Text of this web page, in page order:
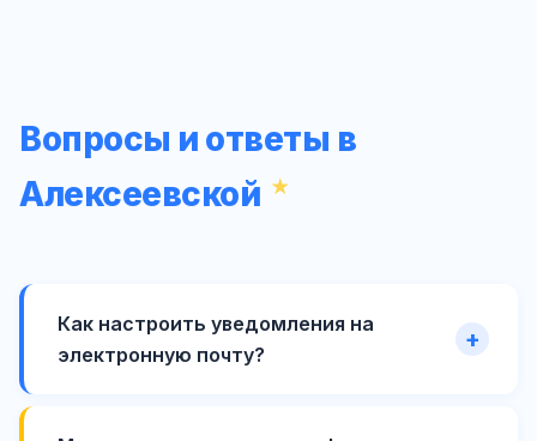
Вопросы и ответы в
Алексеевской
Как настроить уведомления на
электронную почту?